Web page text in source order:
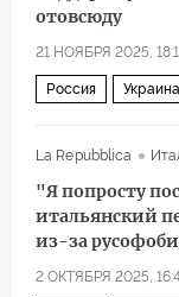
отовсюду
21 НОЯБРЯ 2025,
Россия Украина
La Repubblica
"Я попросту
итальянский
из-за
2 ОКТЯБРЯ 2025,